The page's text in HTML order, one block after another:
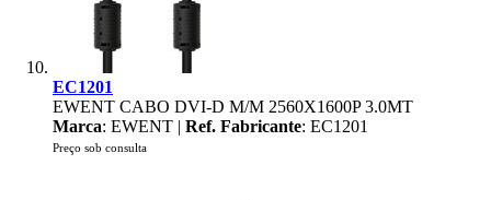
EC1201
EWENT CABO DVI-D M/M 2560X1600P 3.0MT
Marca: EWENT | Ref. Fabricante: EC1201
Preço sob consulta